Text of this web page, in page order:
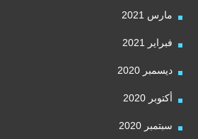
مارس 2021
فبراير 2021
ديسمبر 2020
أكتوبر 2020
سبتمبر 2020